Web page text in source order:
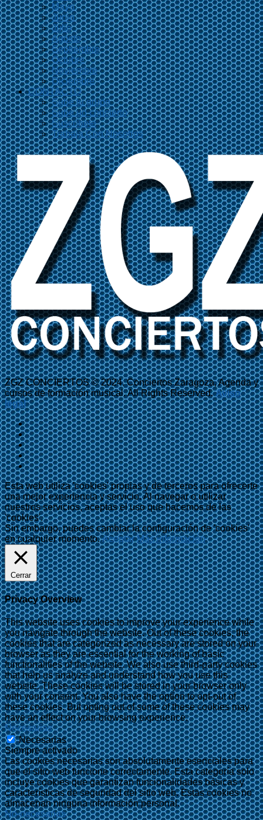
Mayo
Junio
Julio
Agosto
Septiembre
Octubre
Noviembre
Diciembre
CONTACTO
Sube tu grupo
Sube un concierto
Suscríbete
Trabaja Con Nosotros
ZGZ CONCIERTOS © 2024. Conciertos Zaragoza, Agenda y
cursos de formación musical. All Rights Reserved.Aviso
legal
Esta web utiliza 'cookies' propias y de terceros para ofrecerte
una mejor experiencia y servicio. Al navegar o utilizar
nuestros servicios, aceptas el uso que hacemos de las
'cookies'.
Sin embargo, puedes cambiar la configuración de 'cookies'
en cualquier momento.Aceptar Más información
Cerrar
Privacy Overview
This website uses cookies to improve your experience while
you navigate through the website. Out of these cookies, the
cookies that are categorized as necessary are stored on your
browser as they are essential for the working of basic
functionalities of the website. We also use third-party cookies
that help us analyze and understand how you use this
website. These cookies will be stored in your browser only
with your consent. You also have the option to opt-out of
these cookies. But opting out of some of these cookies may
have an effect on your browsing experience.
Necesarias
Necesarias
Siempre activado
Las cookies necesarias son absolutamente esenciales para
que el sitio web funcione correctamente. Esta categoría solo
incluye cookies que garantizan funcionalidades básicas y
características de seguridad del sitio web. Estas cookies no
almacenan ninguna información personal.
No-necesarias